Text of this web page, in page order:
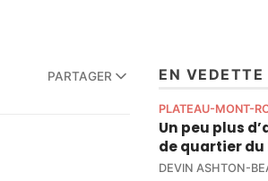
PARTAGER EN VEDETTE
PLATEAU-MONT-
Un peu plus
de quartier du
DEVIN ASHTON-